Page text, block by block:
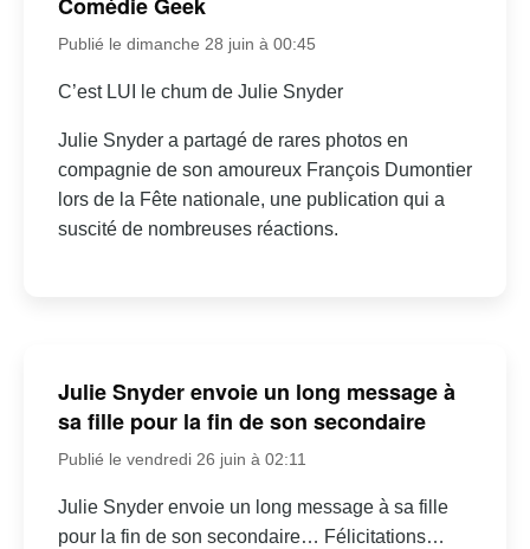
Publié le dimanche 28 juin à 00:45
C’est LUI le chum de Julie Snyder
Julie Snyder a partagé de rares photos en
compagnie de son amoureux François Dumontier
lors de la Fête nationale, une publication qui a
suscité de nombreuses réactions.
Julie Snyder envoie un long message à
sa fille pour la fin de son secondaire
Publié le vendredi 26 juin à 02:11
Julie Snyder envoie un long message à sa fille
pour la fin de son secondaire… Félicitations…